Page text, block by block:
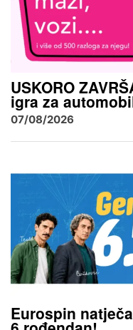
USKORO
igra za
07/08/2026
Eurospin